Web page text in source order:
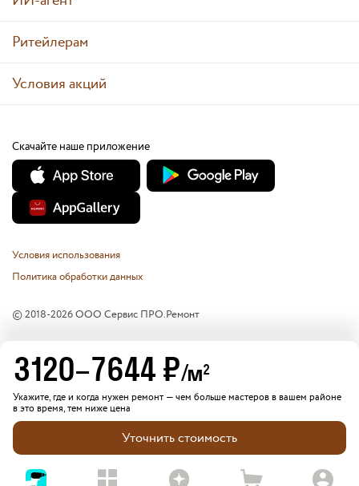
Ритейлерам
Условия акций
Скачайте наше приложение
© 2018-2026ООО Сервис ПРО.Ремонт
Условия использования
Политика обработки данных
3120–7644₽/м2
Укажите, где и когда нужен ремонт — чем больше мастеров в вашем районе
в это время, тем ниже цена
Уточнить стоимость